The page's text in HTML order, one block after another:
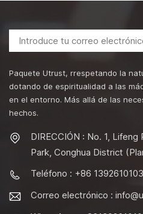
Paquete Utrust, rrespetando la
dotando de espiritualidad a las
en el entorno. Más allá de las
hechos.
DIRECCIÓN : No. 1,
Park, Conghua District
Teléfono : +86
Correo electrónico :